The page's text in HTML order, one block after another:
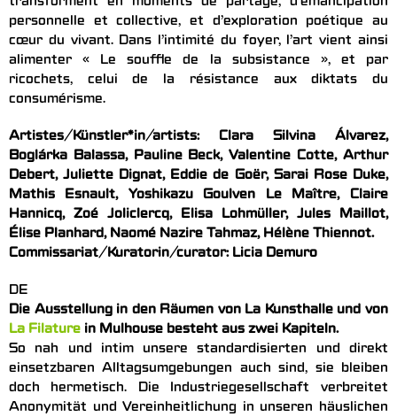
transforment en moments de partage, d’émancipation
personnelle et collective, et d’exploration poétique au
cœur du vivant. Dans l’intimité du foyer, l’art vient ainsi
alimenter « Le souffle de la subsistance », et par
ricochets, celui de la résistance aux diktats du
consumérisme.
Artistes/Künstler*in/artists: Clara Silvina Álvarez,
Boglárka Balassa, Pauline Beck, Valentine Cotte, Arthur
Debert, Juliette Dignat, Eddie de Goër, Sarai Rose Duke,
Mathis Esnault, Yoshikazu Goulven Le Maître, Claire
Hannicq, Zoé Joliclercq, Elisa Lohmüller, Jules Maillot,
Élise Planhard, Naomé Nazire Tahmaz, Hélène Thiennot.
Commissariat/Kuratorin/curator: Licia Demuro
DE
Die Ausstellung in den Räumen von La Kunsthalle und von
La Filature in Mulhouse besteht aus zwei Kapiteln.
So nah und intim unsere standardisierten und direkt
einsetzbaren Alltagsumgebungen auch sind, sie bleiben
doch hermetisch. Die Industriegesellschaft verbreitet
Anonymität und Vereinheitlichung in unseren häuslichen